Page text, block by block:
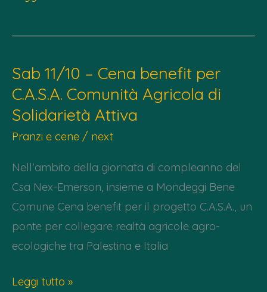
ottobre
h
19.30
–
NAZRA
Palestine
Short
Film
Festival
Sab 11/10 – Cena benefit per
C.A.S.A. Comunità Agricola di
Solidarietà Attiva
Pranzi e cene / next
Nell’ambito della giornata di compleanno del
Csa Nex-Emerson, insieme a Mondeggi Bene
Comune Cena benefit per il progetto C.A.S.A., un
ponte per collegare realtà agricole agro-
ecologiche tra Palestina e Italia
Sab
Leggi tutto »